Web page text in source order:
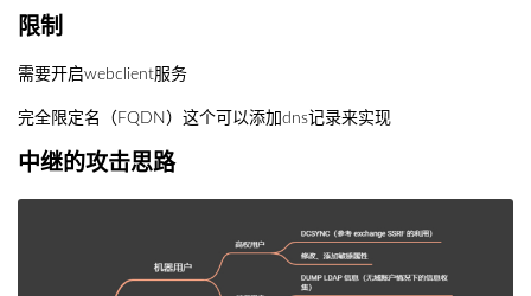
限制
需要开启webclient服务
完全限定名（FQDN）这个可以添加dns记录来实现
中继的攻击思路